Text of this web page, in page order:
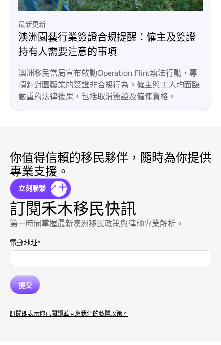
最新更新
澳洲園藝行業簽證合規提醒：僱主及簽證
持有人需要注意的事項
澳洲移民當局宣布啟動Operation Flint執法行動，專
項針對園藝業的簽證非合規行為。僱主與工人均面臨
嚴重的法律後果，包括取消簽證及僱傭資格。
你值得信賴的移民夥伴，隨時為你提供
專業支援。
立刻聯繫
訂閱禾木移民快訊
第一時間掌握最新澳洲移民政策與律師專業解析。
電郵地址*
訂閱即表示你已閱讀並同意我們的私隱政策。